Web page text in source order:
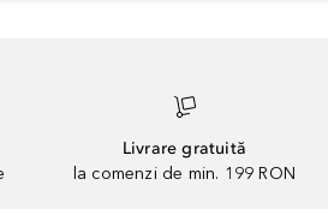
Livrare gratuită
la comenzi de min. 199 RON